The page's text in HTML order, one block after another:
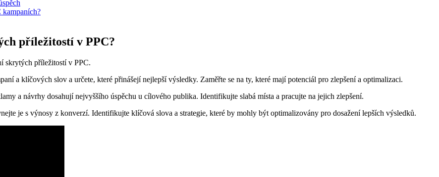
kampaních?
příležitostí v PPC?
skrytých příležitostí v PPC.
a klíčových slov a určete, které přinášejí nejlepší výsledky. Zaměřte se na ty, které mají potenciál pro zlepšení a optimalizaci.
a návrhy dosahují nejvyššího úspěchu u cílového publika. Identifikujte slabá místa a pracujte na jejich zlepšení.
je s výnosy z konverzí. Identifikujte klíčová slova a strategie, které by mohly být optimalizovány pro dosažení lepších výsledků.